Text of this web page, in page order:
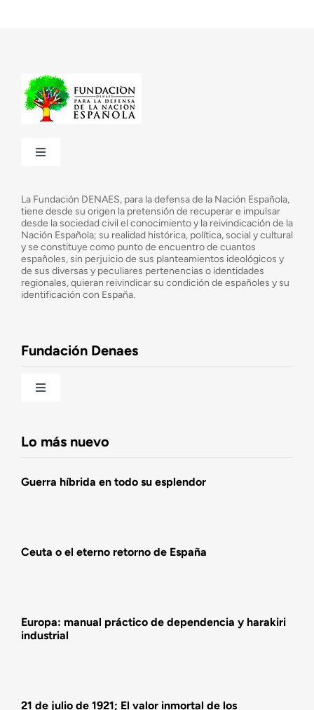
Toggle
¿Cuáles son nuestros objetivos?
Consejo Asesor
La Fundación DENAES, para la defensa de la Nación Española,
tiene desde su origen la pretensión de recuperar e impulsar
desde la sociedad civil el conocimiento y la reivindicación de la
Nación Española; su realidad histórica, política, social y cultural
y se constituye como punto de encuentro de cuantos
españoles, sin perjuicio de sus planteamientos ideológicos y
de sus diversas y peculiares pertenencias o identidades
regionales, quieran reivindicar su condición de españoles y su
identificación con España.
Fundación Denaes
Toggle
Lo más nuevo
Guerra híbrida en todo su esplendor
Ceuta o el eterno retorno de España
Europa: manual práctico de dependencia y harakiri
industrial
21 de julio de 1921; El valor inmortal de los